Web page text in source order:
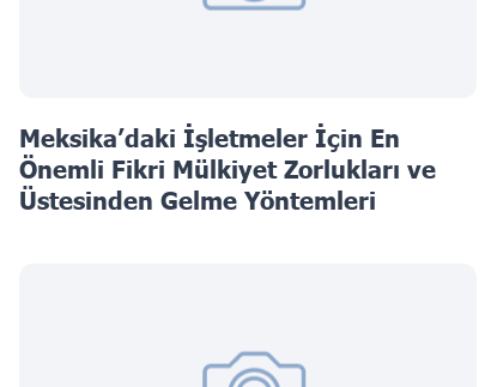
Meksika’daki İşletmeler İçin En
Önemli Fikri Mülkiyet Zorlukları ve
Üstesinden Gelme Yöntemleri